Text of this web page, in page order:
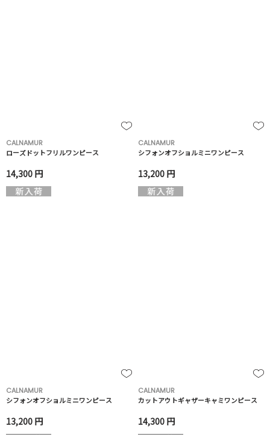
CALNAMUR
ローズドットフリルワンピース
14,300 円
CALNAMUR
シフォンオフショルミニワンピース
13,200 円
CALNAMUR
シフォンオフショルミニワンピース
13,200 円
CALNAMUR
カットアウトギャザーキャミワンピース
14,300 円